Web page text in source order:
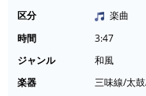
区分
楽曲
時間
3:47
ジャンル
和風
楽器
三味線/太